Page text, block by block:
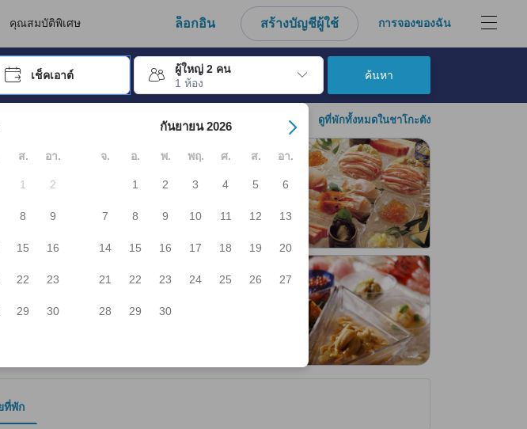
คุณสมบัติพิเศษ ล็อกอิน สร้างบัญชีผู้ใช้ การจองของฉัน
Enter เพื่อเลือก
เช็คเอาต์
ผู้ใหญ่ 2 คน
1 ห้อง
รเพื่อเลือกวันเช็คอินและเช็คเอาต์ เมื่อไปถึงวันเช็คอินที่ต้องการ ให้กดปุ่ม Enter เพื่อเลือกวันเช็คอินดังกล่า
ส. อา.
1 2
8 9
15 16
22 23
29 30
กันยายน 2026
จ. อ. พ. พฤ. ศ. ส. อา.
1 2 3 4 5 6
7 8 9 10 11 12 13
14 15 16 17 18 19 20
21 22 23 24 25 26 27
28 29 30
ค้นหา
ดูที่พักทั้งหมดในชาโกะตัง
ที่พัก